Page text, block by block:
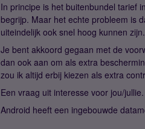
In principe is het buitenbundel tarief
begrijp. Maar het echte probleem is
uiteindelijk ook snel hoog kunnen zijn.
Je bent akkoord gegaan met de
dan ook aan om als extra
zou ik altijd erbij kiezen als extra
Een vraag uit interesse voor jou/
Android heeft een ingebouwde